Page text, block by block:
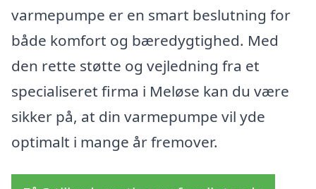
varmepumpe er en smart beslutning for
både komfort og bæredygtighed. Med
den rette støtte og vejledning fra et
specialiseret firma i Meløse kan du være
sikker på, at din varmepumpe vil yde
optimalt i mange år fremover.